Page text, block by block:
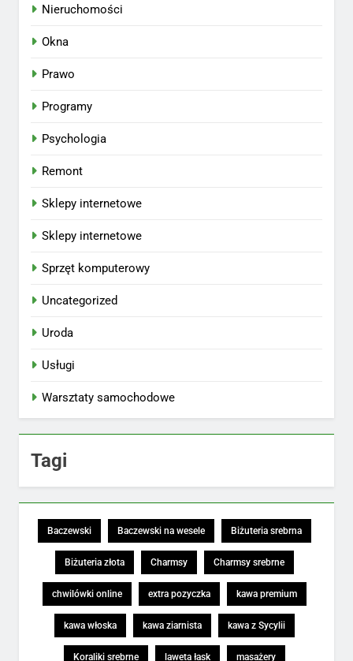
Nieruchomości
Okna
Prawo
Programy
Psychologia
Remont
Sklepy internetowe
Sklepy internetowe
Sprzęt komputerowy
Uncategorized
Uroda
Usługi
Warsztaty samochodowe
Tagi
Baczewski Baczewski na wesele Biżuteria srebrna
Biżuteria złota Charmsy Charmsy srebrne
chwilówki online extra pozyczka kawa premium
kawa włoska kawa ziarnista kawa z Sycylii
Koraliki srebrne laweta łask masażery